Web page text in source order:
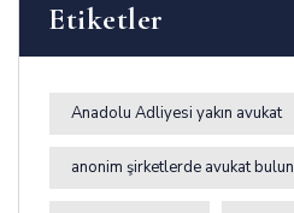
Etiketler
Anadolu Adliyesi yakın avukat
anonim şirketlerde avukat